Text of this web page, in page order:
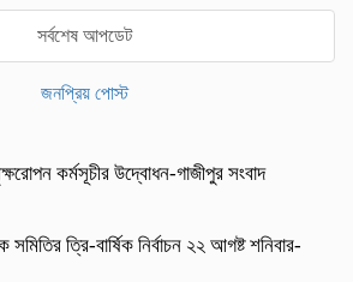
সর্বশেষ আপডেট
জনপ্রিয় পোস্ট
কর্মসূচীর উদ্বোধন-গাজীপুর সংবাদ
ত্রি-বার্ষিক নির্বাচন ২২ আগষ্ট শনিবার-